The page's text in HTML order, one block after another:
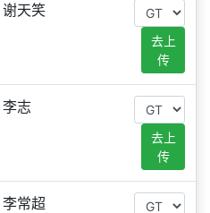
谢天笑
去上
传
李志
去上
传
李常超